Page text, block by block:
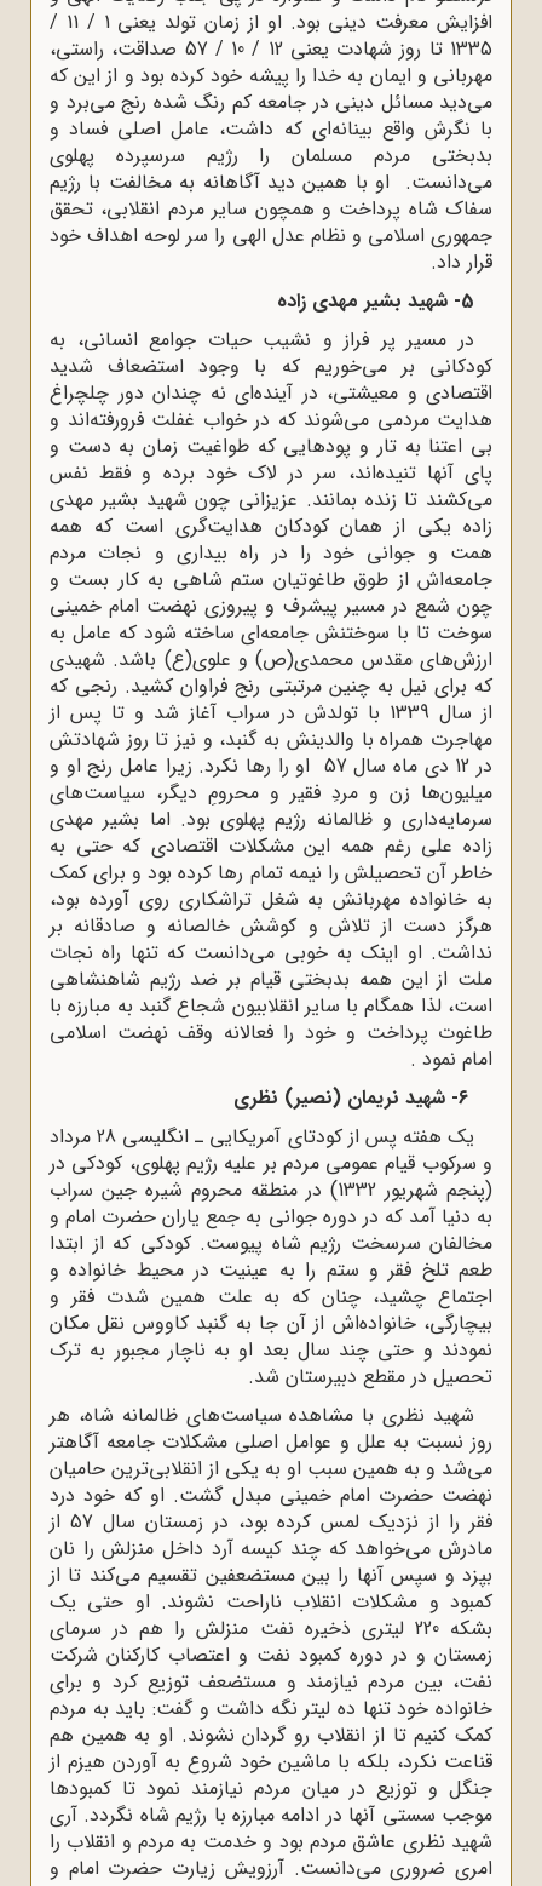
افزایش معرفت دینی بود. او از زمان تولد یعنی 1 / 11 /
1335 تا روز شهادت یعنی 12 / 10 / 57 صداقت، راستی،
مهربانی و ایمان به خدا را پیشه خود کرده بود و از این که
می‌دید مسائل دینی در جامعه کم رنگ شده رنج می‌برد و
با نگرش واقع بینانه‌ای که داشت، عامل اصلی فساد و
بدبختی مردم مسلمان را رژیم سرسپرده پهلوی
می‌دانست. او با همین دید آگاهانه به مخالفت با رژیم
سفاک شاه پرداخت و همچون سایر مردم انقلابی، تحقق
جمهوری اسلامی و نظام عدل الهی را سر لوحه اهداف خود
قرار داد.
5- شهید بشیر مهدی زاده
در مسیر پر فراز و نشیب حیات جوامع انسانی، به
کودکانی بر می‌خوریم که با وجود استضعاف شدید
اقتصادی و معیشتی، در آینده‌ای نه چندان دور چلچراغ
هدایت مردمی می‌شوند که در خواب غفلت فرورفته‌اند و
بی اعتنا به تار و پودهایی که طواغیت زمان به دست و
پای آنها تنیده‌اند، سر در لاک خود برده و فقط نفس
می‌کشند تا زنده بمانند. عزیزانی چون شهید بشیر مهدی
زاده یکی از همان کودکان هدایت‌گری است که همه
همت و جوانی خود را در راه بیداری و نجات مردم
جامعه‌اش از طوق طاغوتیان ستم شاهی به کار بست و
چون شمع در مسیر پیشرف و پیروزی نهضت امام خمینی
سوخت تا با سوختنش جامعه‌ای ساخته شود که عامل به
ارزش‌های مقدس محمدی(ص) و علوی(ع) باشد. شهیدی
که برای نیل به چنین مرتبتی رنج فراوان کشید. رنجی که
از سال 1339 با تولدش در سراب آغاز شد و تا پس از
مهاجرت همراه با والدینش به گنبد، و نیز تا روز شهادتش
در 12 دی ماه سال 57 او را رها نکرد. زیرا عامل رنج او و
میلیون‌ها زن و مردِ فقیر و محرومِ دیگر، سیاست‌های
سرمایه‌داری و ظالمانه رژیم پهلوی بود. اما بشیر مهدی
زاده علی رغم همه این مشکلات اقتصادی که حتی به
خاطر آن تحصیلش را نیمه تمام رها کرده بود و برای کمک
به خانواده مهربانش به شغل تراشکاری روی آورده بود،
هرگز دست از تلاش و کوشش خالصانه و صادقانه بر
نداشت. او اینک به خوبی می‌دانست که تنها راه نجات
ملت از این همه بدبختی قیام بر ضد رژیم شاهنشاهی
است، لذا همگام با سایر انقلابیون شجاع گنبد به مبارزه با
طاغوت پرداخت و خود را فعالانه وقف نهضت اسلامی
امام نمود .
یک هفته پس از کودتای آمریکایی ـ انگلیسی 28 مرداد
و سرکوب قیام عمومی مردم بر علیه رژیم پهلوی، کودکی در
(پنجم شهریور 1332) در منطقه محروم شیره جین سراب
به دنیا آمد که در دوره جوانی به جمع یاران حضرت امام و
مخالفان سرسخت رژیم شاه پیوست. کودکی که از ابتدا
طعم تلخ فقر و ستم را به عینیت در محیط خانواده و
اجتماع چشید، چنان که به علت همین شدت فقر و
بیچارگی، خانواده‌اش از آن جا به گنبد کاووس نقل مکان
نمودند و حتی چند سال بعد او به ناچار مجبور به ترک
تحصیل در مقطع دبیرستان شد.
شهید نظری با مشاهده سیاست‌های ظالمانه شاه، هر
روز نسبت به علل و عوامل اصلی مشکلات جامعه آگاهتر
می‌شد و به همین سبب او به یکی از انقلابی‌ترین حامیان
نهضت حضرت امام خمینی مبدل گشت. او که خود درد
فقر را از نزدیک لمس کرده بود، در زمستان سال 57 از
مادرش می‌خواهد که چند کیسه آرد داخل منزلش را نان
بپزد و سپس آنها را بین مستضعفین تقسیم می‌کند تا از
کمبود و مشکلات انقلاب ناراحت نشوند. او حتی یک
بشکه 220 لیتری ذخیره نفت منزلش را هم در سرمای
زمستان و در دوره کمبود نفت و اعتصاب کارکنان شرکت
نفت، بین مردم نیازمند و مستضعف توزیع کرد و برای
خانواده خود تنها ده لیتر نگه داشت و گفت: باید به مردم
کمک کنیم تا از انقلاب رو گردان نشوند. او به همین هم
قناعت نکرد، بلکه با ماشین خود شروع به آوردن هیزم از
جنگل و توزیع در میان مردم نیازمند نمود تا کمبود‌ها
موجب سستی آنها در ادامه مبارزه با رژیم شاه نگردد. آری
شهید نظری عاشق مردم بود و خدمت به مردم و انقلاب را
امری ضروری می‌دانست. آرزویش زیارت حضرت امام و